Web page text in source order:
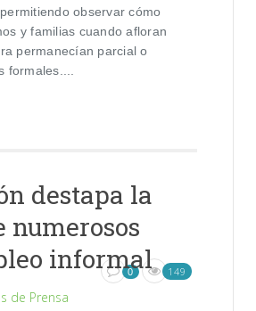
observar cómo
y familias cuando afloran
permanecían parcial o
destapa la
numerosos
informal
de Prensa
0 149